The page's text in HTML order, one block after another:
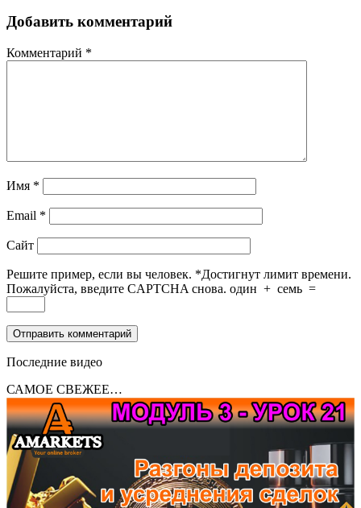
Добавить комментарий
Комментарий *
Имя *
Email *
Сайт
Решите пример, если вы человек. *Достигнут лимит времени.
Пожалуйста, введите CAPTCHA снова. один + семь =
Последние видео
САМОЕ СВЕЖЕЕ…